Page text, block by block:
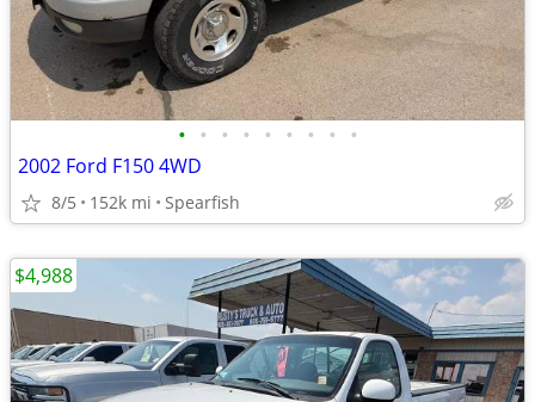
• • • • • • • • •
2002 Ford F150 4WD
8/5 152k mi Spearfish
$4,988